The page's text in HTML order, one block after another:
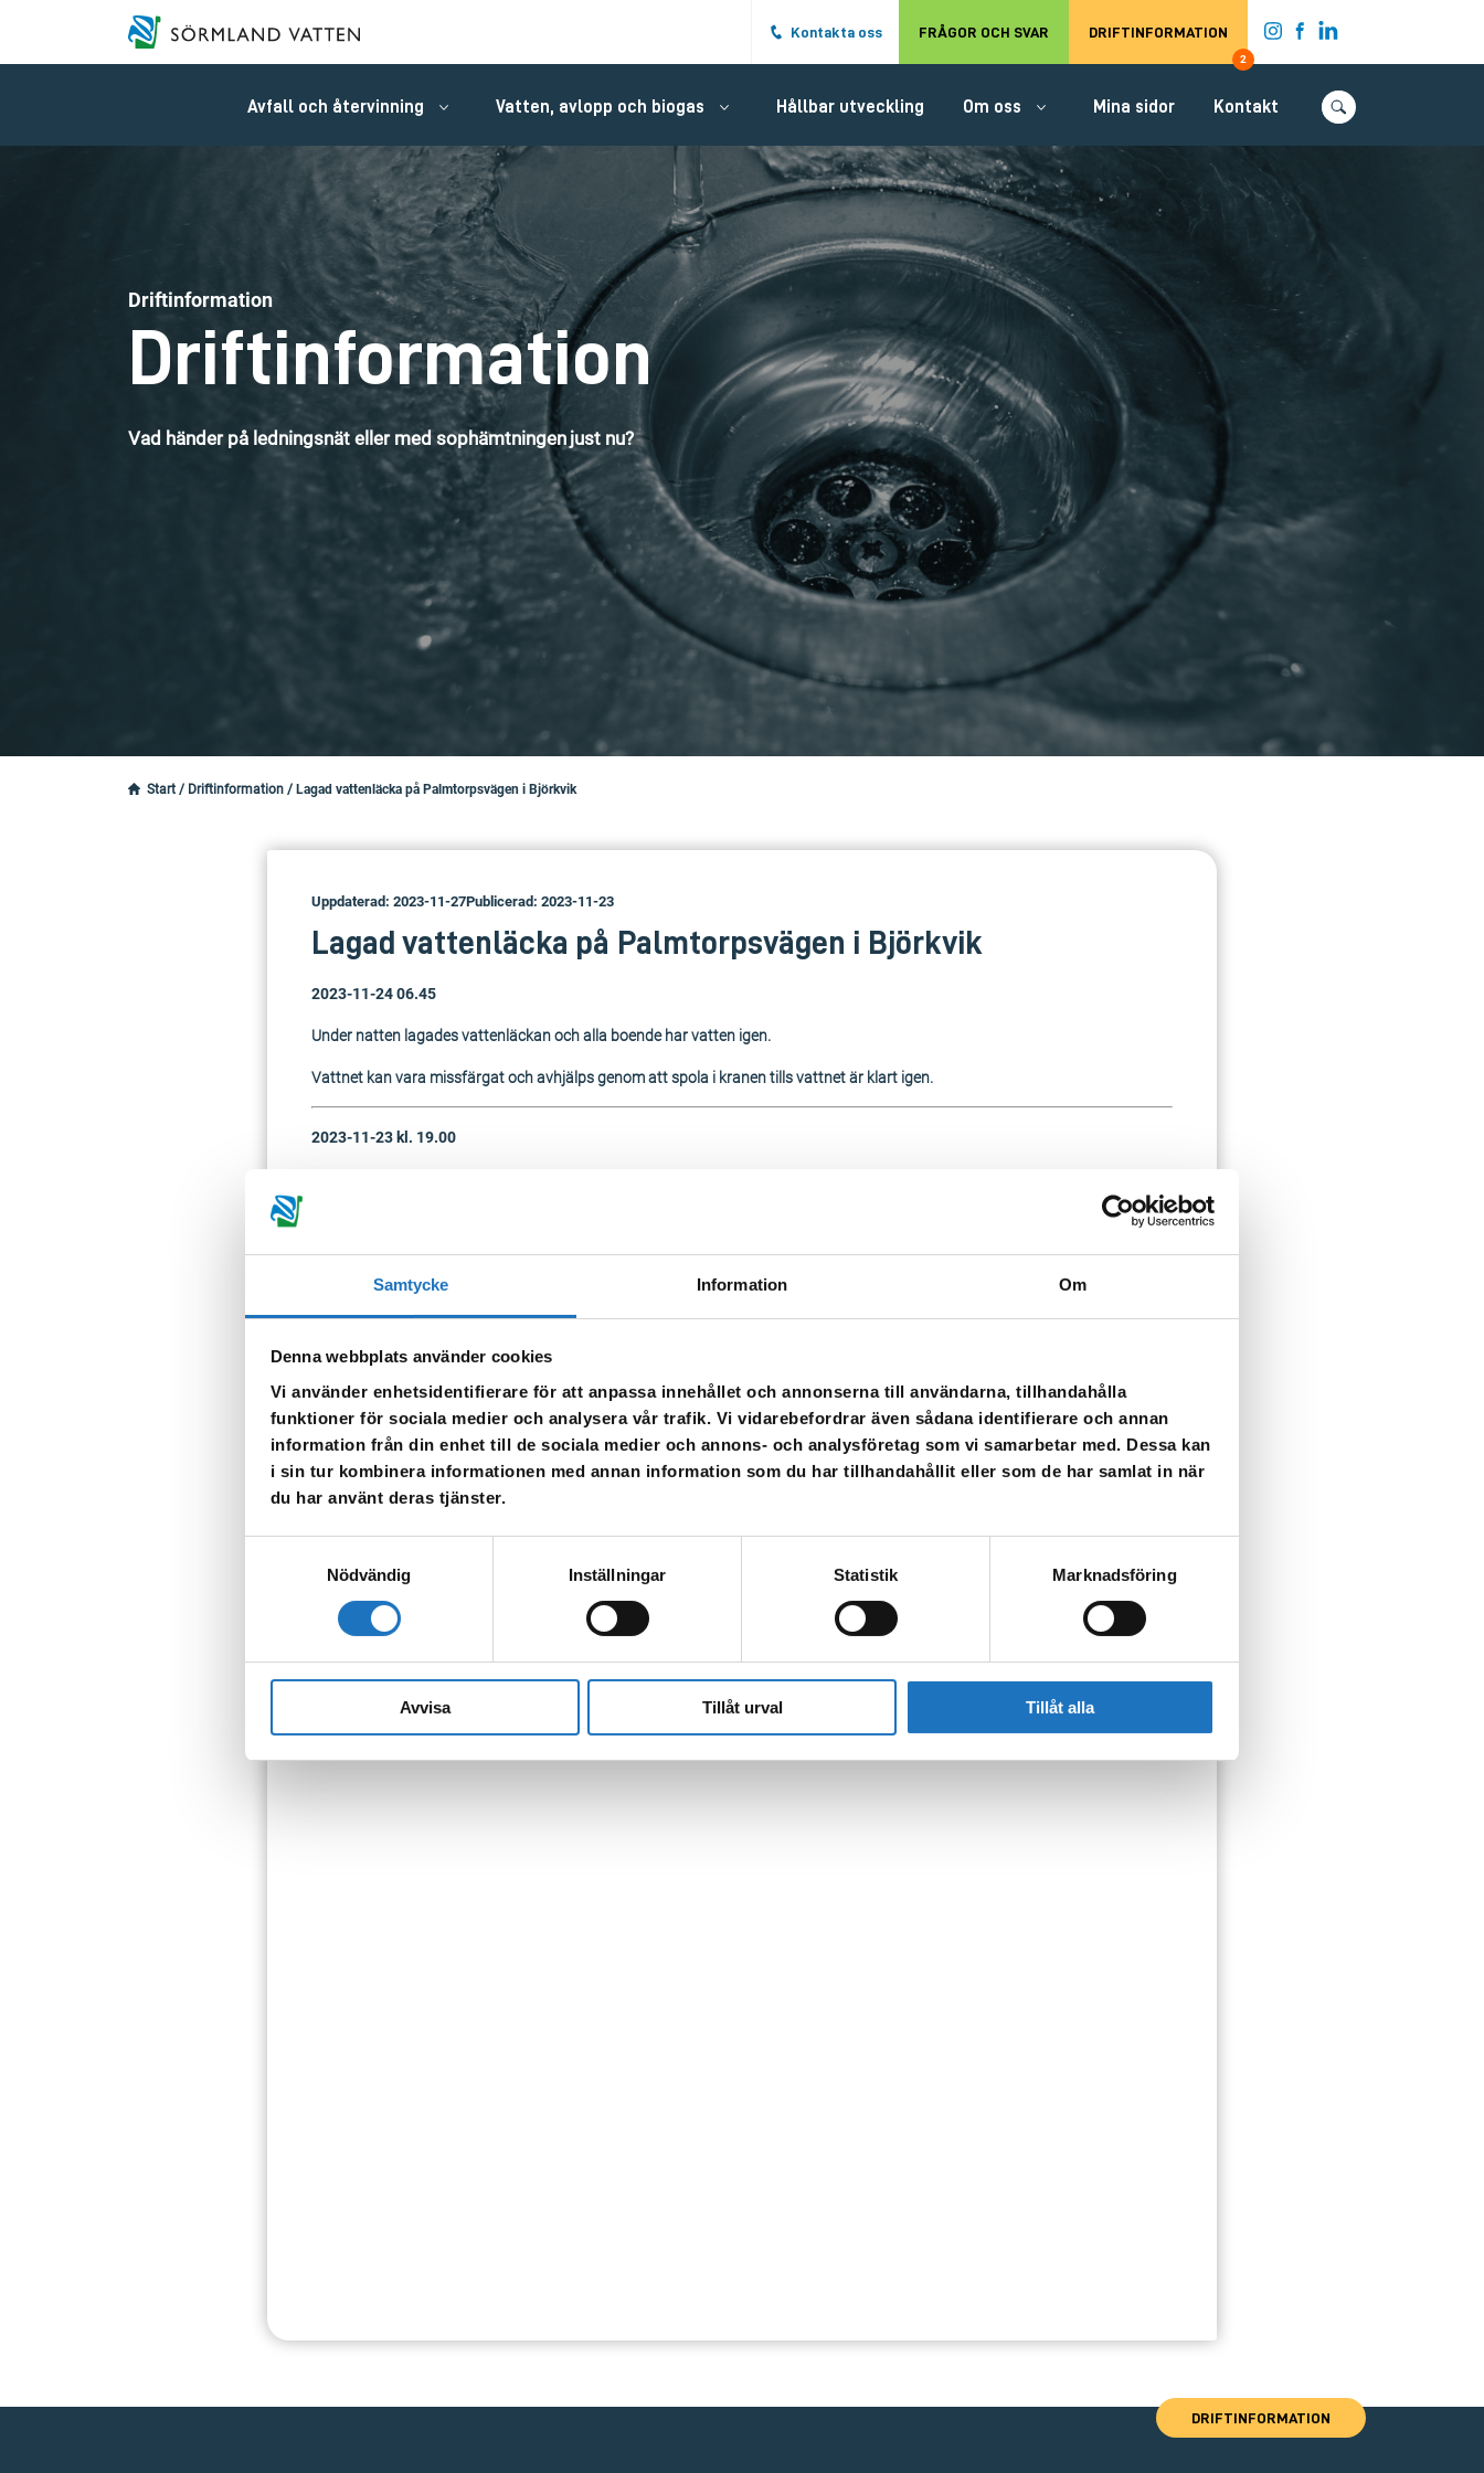
Samtycke Information Om
Denna webbplats använder cookies
Vi använder enhetsidentifierare för att anpassa innehållet och annonserna till användarna, tillhandahålla
funktioner för sociala medier och analysera vår trafik. Vi vidarebefordrar även sådana identifierare och annan
information från din enhet till de sociala medier och annons- och analysföretag som vi samarbetar med. Dessa kan
i sin tur kombinera informationen med annan information som du har tillhandahållit eller som de har samlat in när
du har använt deras tjänster.
Nödvändig
Inställningar Statistik Marknadsföring
Avvisa Tillåt urval Tillåt alla
Hoppa till det huvudsakliga innehållet.
Kontakta oss FRÅGOR OCH SVAR DRIFTINFORMATION
2
Avfall och återvinning Vatten, avlopp och biogas Hållbar utveckling Om oss Mina sidor Kontakt
Driftinformation
Driftinformation
Vad händer på ledningsnät eller med sophämtningen just nu?
Start / Driftinformation / Lagad vattenläcka på Palmtorpsvägen i Björkvik
Uppdaterad: 2023-11-27Publicerad: 2023-11-23
Lagad vattenläcka på Palmtorpsvägen i Björkvik
2023-11-24 06.45
Under natten lagades vattenläckan och alla boende har vatten igen.
Vattnet kan vara missfärgat och avhjälps genom att spola i kranen tills vattnet är klart igen.
2023-11-23 kl. 19.00
Palmtorpsvägen 3, 4, 5, 6, 7, 8, 10, 14, 16
När vattnet släpps på igen kan det vara missfärgat – spola då i kranen tills vattnet blir klart igen.
TILLBAKA
Anmäl dig till vår sms-tjänst.
Vår sms-tjänst använder vi enbart för att kunna informera dig om driftstörningar och andra händelser som kan påverka dig
DRIFTINFORMATION